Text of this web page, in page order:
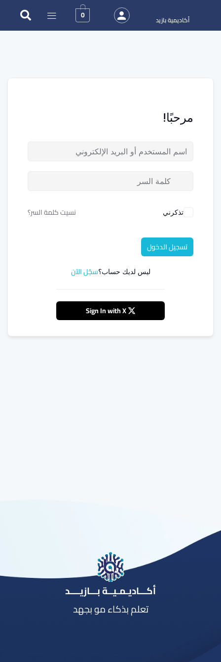
أكاديمية بازيد 0
مرحبًا!
تذكرني نسيت كلمة السر؟
تسجيل الدخول
ليس لديك حساب؟سجّل الآن
Sign In with X
أكـــاديـمـيــة بـــازيــــد
تعلم بذكاء مو بجهد